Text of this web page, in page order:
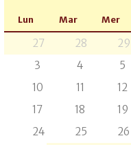
Lun Mar Mer
27 28 29
3
4 5
10
11 12
17
18 19
24
25 26